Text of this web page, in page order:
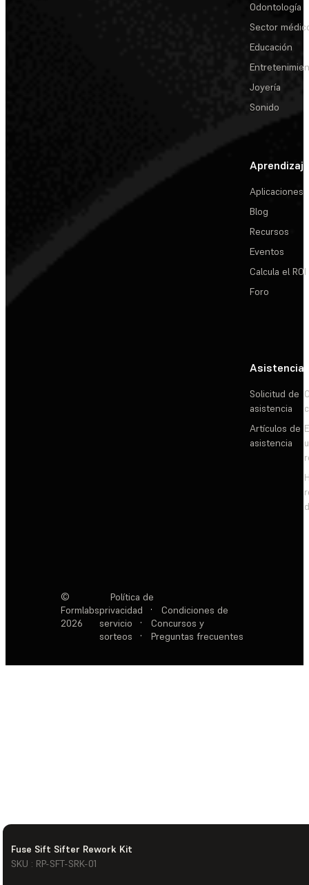
Fuse Sift Sifter Rework Kit
SKU : RP-SFT-SRK-01
Odontología
Sector
Educación
Joyería
Sonido
Aprendizaje
Aplicaciones
Blog
Recursos
Eventos
Calcula el ROI
Foro
Asistencia
Solicitud de
asistencia
Artículos de
asistencia
©
Formlabs
2026
Política de
privacidad
·
Condiciones de
servicio
·
Concursos y
sorteos
· Preguntas frecuentes